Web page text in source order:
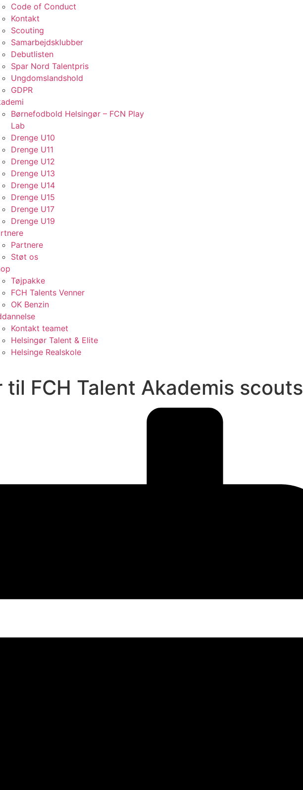
Code of Conduct
Kontakt
Scouting
Samarbejdsklubber
Debutlisten
Spar Nord Talentpris
Ungdomslandshold
GDPR
Børnefodbold Helsingør – FCN Play
Lab
Drenge U10
Drenge U11
Drenge U12
Drenge U13
Drenge U14
Drenge U15
Drenge U17
Drenge U19
Partnere
Støt os
Tøjpakke
FCH Talents Venner
OK Benzin
Kontakt teamet
Helsingør Talent & Elite
Helsinge Realskole
FCH Talent Akademis scouts